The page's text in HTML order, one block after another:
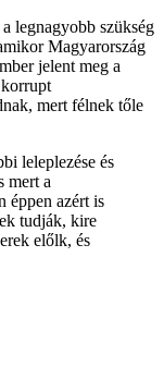
legnagyobb szükség
Magyarország
jelent meg a
mert félnek tőle
leleplezése és
mert a
éppen azért is
tudják, kire
előlk, és